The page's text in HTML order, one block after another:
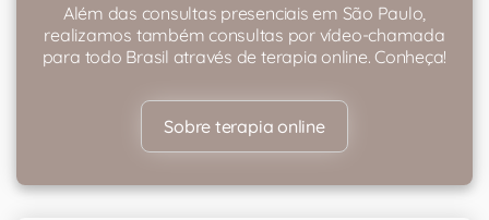
Além das consultas presenciais em São Paulo,
realizamos também consultas por vídeo-chamada
para todo Brasil através de terapia online. Conheça!
Sobre terapia online